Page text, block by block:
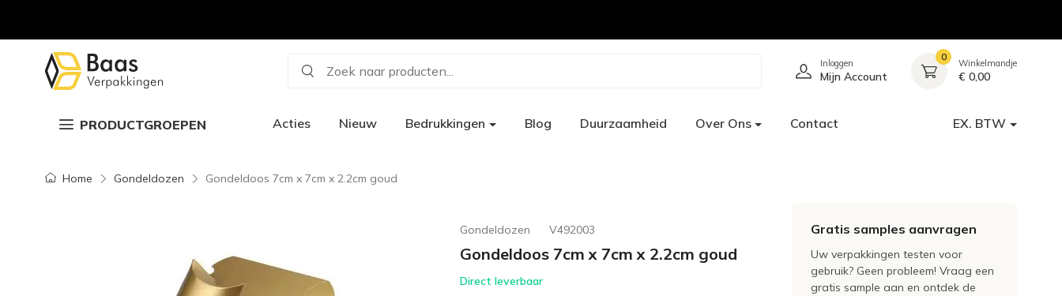
Zoek naar producten... Inloggen
Mijn Account
0
Winkelmandje
€ 0,00
PRODUCTGROEPEN Acties Nieuw Bedrukkingen Blog Duurzaamheid Over Ons Contact EX. BTW
Home Gondeldozen Gondeldoos 7cm x 7cm x 2.2cm goud
Gondeldozen V492003
Gondeldoos 7cm x 7cm x 2.2cm goud
Direct leverbaar
Gratis samples aanvragen
Uw verpakkingen testen voor
gebruik? Geen probleem! Vraag een
gratis sample aan en ontdek de